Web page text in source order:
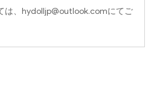
、 hydolljp@outlook.comにてご